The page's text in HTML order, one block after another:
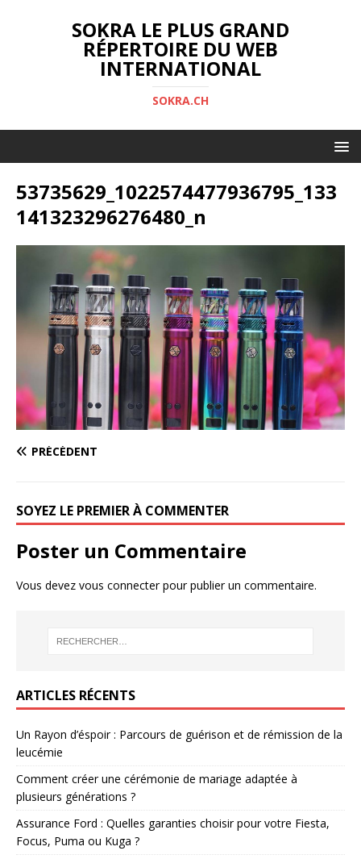
SOKRA LE PLUS GRAND
RÉPERTOIRE DU WEB
INTERNATIONAL
SOKRA.CH
53735629_1022574477936795_133
141323296276480_n
PRÉCÉDENT
SOYEZ LE PREMIER À COMMENTER
Poster un Commentaire
Vous devez vous connecterpour publier un commentaire.
ARTICLES RÉCENTS
Un Rayon d’éspoir : Parcours de guérison et de rémission de la
leucémie
Comment créer une cérémonie de mariage adaptée à
plusieurs générations ?
Assurance Ford : Quelles garanties choisir pour votre Fiesta,
Focus, Puma ou Kuga ?